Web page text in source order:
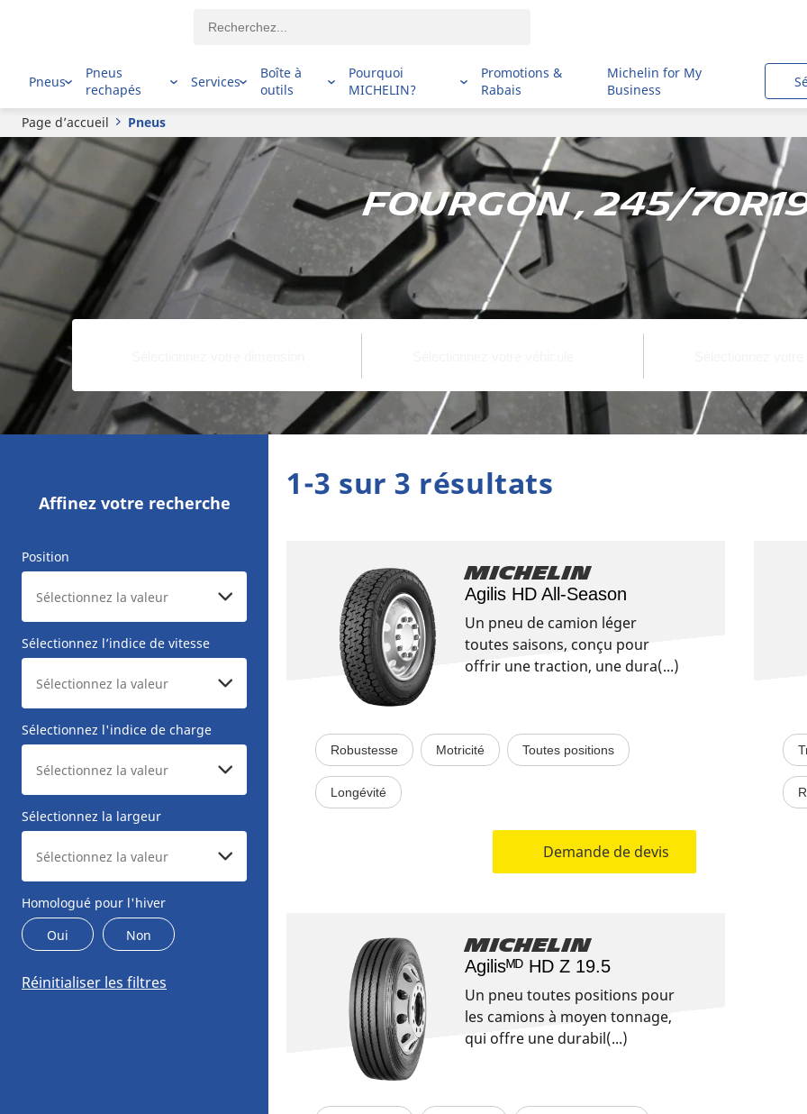
Pneus
Pneus
rechapés
Services
Boîte à
outils
Pourquoi
MICHELIN?
Promotions &
Rabais
Michelin for My
Business
Page d’accueil Pneus
Fourgon , 245/
Affinez votre recherche
Position
Sélectionnez l’indice de vitesse
Sélectionnez l'indice de charge
Sélectionnez la largeur
Homologué pour l'hiver
Oui
Non
Réinitialiser les filtres
1-3 sur 3 résultats
Michelin
Agilis HD All-Season
Un pneu de camion léger
toutes saisons, conçu pour
offrir une traction, une dura(...)
Robustesse Motricité Toutes positions
Longévité
Demande de devis
Michelin
Agilisᴹᴰ HD Z 19.5
Un pneu toutes positions pour
les camions à moyen tonnage,
qui offre une durabil(...)